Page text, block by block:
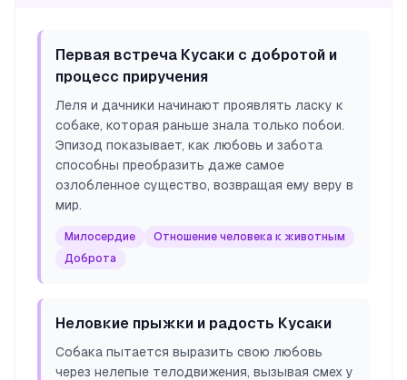
Первая встреча Кусаки с добротой и
процесс приручения
Леля и дачники начинают проявлять ласку к
собаке, которая раньше знала только побои.
Эпизод показывает, как любовь и забота
способны преобразить даже самое
озлобленное существо, возвращая ему веру в
мир.
Милосердие
Отношение человека к животным
Доброта
Неловкие прыжки и радость Кусаки
Собака пытается выразить свою любовь
через нелепые телодвижения, вызывая смех у